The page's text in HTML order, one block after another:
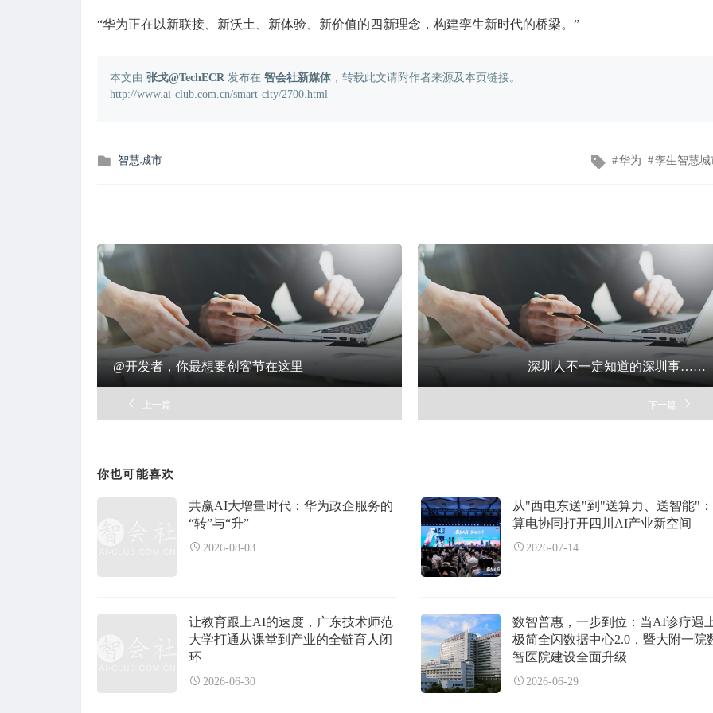
“华为正在以新联接、新沃土、新体验、新价值的四新理念，构建孪生新时代的桥梁。”
本文由 张戈@TechECR 发布在 智会社新媒体，转载此文请附作者来源及本页链接。
http://www.ai-club.com.cn/smart-city/2700.html
发
智慧城市
文华为 孪生智慧城
@开发者，你最想要创客节在这里
上一篇
深圳人不一定知道的深圳事……
下一篇
你也可能喜欢
共赢AI大增量时代：华为政企服务的
“转”与“升”
2026-08-03
从"西电东送"到"送算力、送智能"：
算电协同打开四川AI产业新空间
2026-07-14
让教育跟上AI的速度，广东技术师范
大学打通从课堂到产业的全链育人闭
环
2026-06-30
数智普惠，一步到位：当AI诊疗遇
极简全闪数据中心2.0，暨大附一院
智医院建设全面升级
2026-06-29